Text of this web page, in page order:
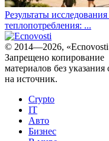
Результаты
теплопотребления: ...
© 2014—2026,
Запрещено копирование
материалов без указания
на источник.
Crypto
IT
Авто
Бизнес